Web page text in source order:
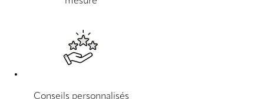
Conseils personnalisés